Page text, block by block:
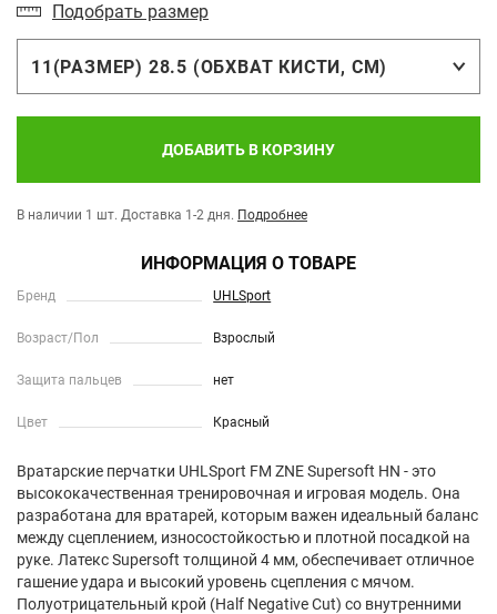
Подобрать размер
11(РАЗМЕР) 28.5 (ОБХВАТ КИСТИ, СМ)
ДОБАВИТЬ В КОРЗИНУ
В наличии 1 шт. Доставка 1-2 дня. Подробнее
ИНФОРМАЦИЯ О ТОВАРЕ
Бренд UHLSport
Возраст/Пол Взрослый
Защита пальцев нет
Цвет Красный
Вратарские перчатки UHLSport FM ZNE Supersoft HN - это
высококачественная тренировочная и игровая модель. Она
разработана для вратарей, которым важен идеальный баланс
между сцеплением, износостойкостью и плотной посадкой на
руке. Латекс Supersoft толщиной 4 мм, обеспечивает отличное
гашение удара и высокий уровень сцепления с мячом.
Полуотрицательный крой (Half Negative Cut) со внутренними